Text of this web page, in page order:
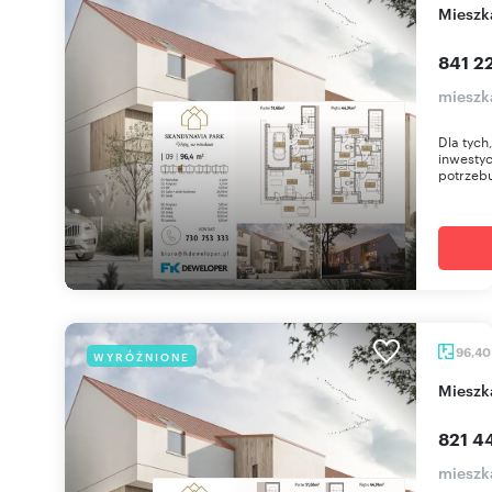
841
Dla
WYRÓŻNIONE 96,40
821